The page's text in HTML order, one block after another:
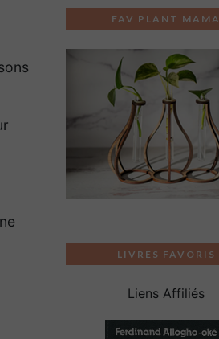
FAV PLANT MAMA
LIVRES FAVORIS
Liens Affiliés